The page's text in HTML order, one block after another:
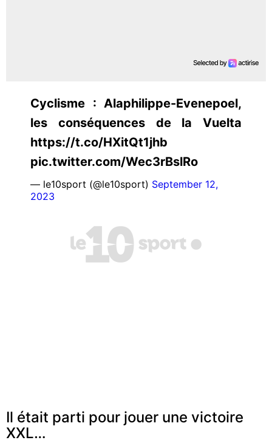
Cyclisme : Alaphilippe-Evenepoel,
les conséquences de la Vuelta
https://t.co/HXitQt1jhb
pic.twitter.com/Wec3rBslRo
— le10sport (@le10sport) September 12,
2023
Il était parti pour jouer une victoire
XXL…